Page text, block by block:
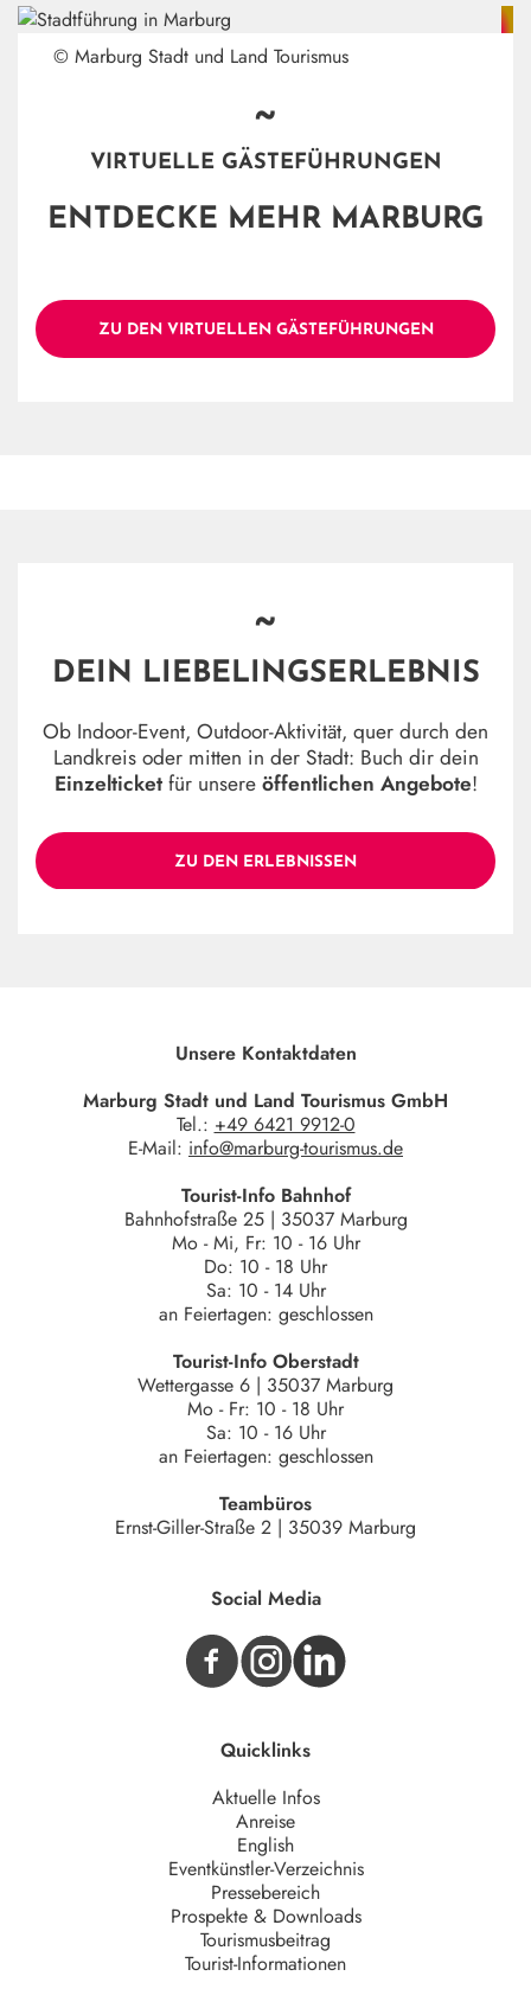
© Marburg Stadt und Land Tourismus
~
VIRTUELLE GÄSTEFÜHRUNGEN
ENTDECKE MEHR MARBURG
ZU DEN VIRTUELLEN GÄSTEFÜHRUNGEN
~
DEIN LIEBELINGSERLEBNIS
Ob Indoor-Event, Outdoor-Aktivität, quer durch den
Landkreis oder mitten in der Stadt: Buch dir dein
Einzelticketfür unsereöffentlichen Angebote!
ZU DEN ERLEBNISSEN
Unsere Kontaktdaten
Marburg Stadt und Land Tourismus GmbH
Tel.: +49 6421 9912-0
E-Mail: info@marburg-tourismus.de
Tourist-Info Bahnhof
Bahnhofstraße 25 | 35037 Marburg
Mo - Mi, Fr: 10 - 16 Uhr
Do: 10 - 18 Uhr
Sa: 10 - 14 Uhr
an Feiertagen: geschlossen
Tourist-Info Oberstadt
Wettergasse 6 | 35037 Marburg
Mo - Fr: 10 - 18 Uhr
Sa: 10 - 16 Uhr
an Feiertagen: geschlossen
Teambüros
Ernst-Giller-Straße 2 | 35039 Marburg
Social Media
Quicklinks
Aktuelle Infos
Anreise
English
Eventkünstler-Verzeichnis
Pressebereich
Prospekte & Downloads
Tourismusbeitrag
Tourist-Informationen